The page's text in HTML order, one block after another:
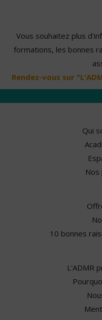
Vous souhaitez plus
formations, les bonnes
Rendez-vous sur
Qui
10 bonnes
L'ADMR